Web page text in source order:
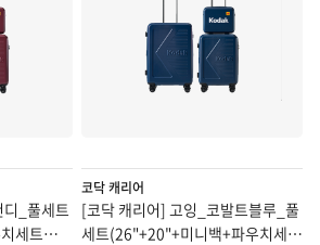
_풀세트
세트
코닥 캐리어
[코닥 캐리어] 고잉_코발트블루_풀
세트(26"+20"+미니백+파우치세트